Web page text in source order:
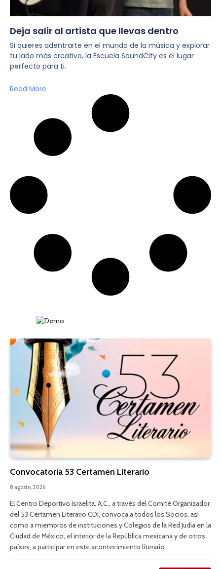
Deja salir al artista que llevas dentro
Si quieres adentrarte en el mundo de la música y explorar
tu lado más creativo, la Escuela SoundCity es el lugar
perfecto para ti.
Read More
Convocatoria 53 Certamen Literario
8 agosto, 2026
El Centro Deportivo Israelita, A.C., a través del Comité Organizador
del 53 Certamen Literario CDI, convoca a todos los Socios, así
como a miembros de instituciones y Colegios de la Red Judía en la
Ciudad de México, el interior de la República mexicana y de otros
países, a participar en este acontecimiento literario.